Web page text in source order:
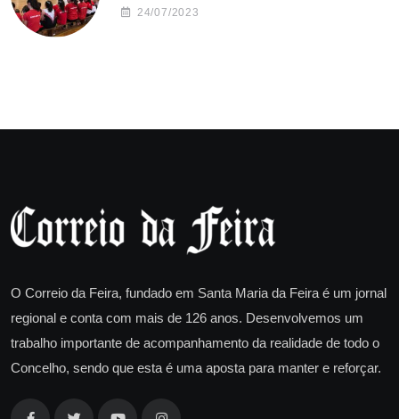
24/07/2023
O Correio da Feira, fundado em Santa Maria da Feira é um jornal
regional e conta com mais de 126 anos. Desenvolvemos um
trabalho importante de acompanhamento da realidade de todo o
Concelho, sendo que esta é uma aposta para manter e reforçar.